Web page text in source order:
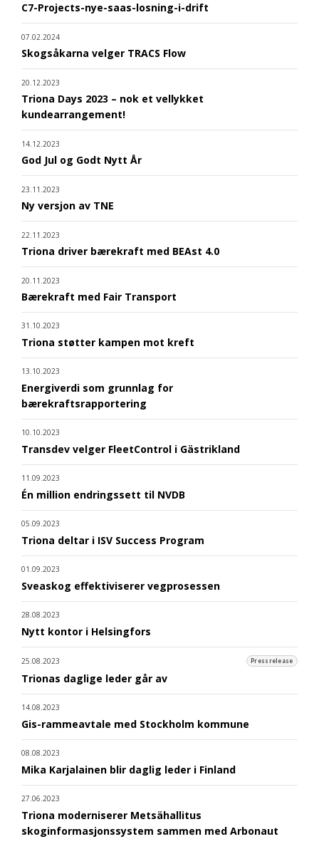
C7-Projects-nye-saas-losning-i-drift
07.02.2024
Skogsåkarna velger TRACS Flow
20.12.2023
Triona Days 2023 – nok et vellykket
kundearrangement!
14.12.2023
God Jul og Godt Nytt År
23.11.2023
Ny versjon av TNE
22.11.2023
Triona driver bærekraft med BEAst 4.0
20.11.2023
Bærekraft med Fair Transport
31.10.2023
Triona støtter kampen mot kreft
13.10.2023
Energiverdi som grunnlag for
bærekraftsrapportering
10.10.2023
Transdev velger FleetControl i Gästrikland
11.09.2023
Én million endringssett til NVDB
05.09.2023
Triona deltar i ISV Success Program
01.09.2023
Sveaskog effektiviserer vegprosessen
28.08.2023
Nytt kontor i Helsingfors
25.08.2023 Pressrelease
Trionas daglige leder går av
14.08.2023
Gis-rammeavtale med Stockholm kommune
08.08.2023
Mika Karjalainen blir daglig leder i Finland
27.06.2023
Triona moderniserer Metsähallitus
skoginformasjonssystem sammen med Arbonaut